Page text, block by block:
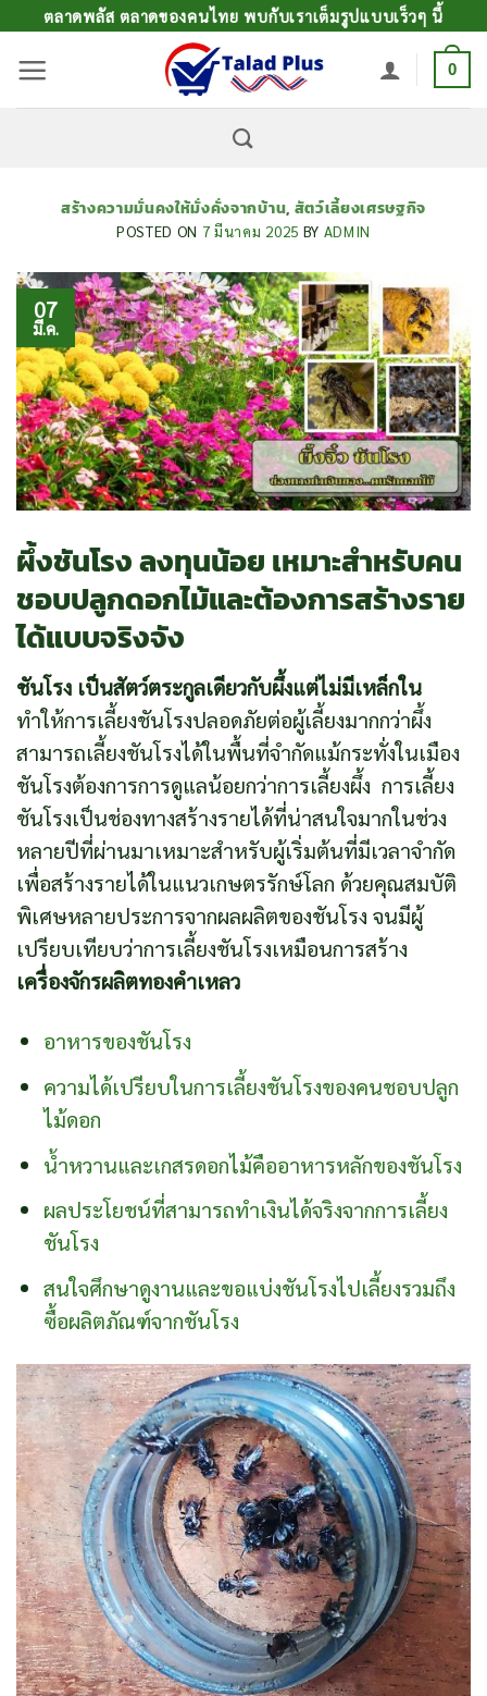
ยัง
เนื้อหา
ตลาดพลัส ตลาดของคนไทย พบกับเราเต็มรูปแบบเร็วๆ นี้
0
สร้างความมั่นคงให้มั่งคั่งจากบ้าน, สัตว์เลี้ยงเศรษฐกิจ
POSTED ON 7 มีนาคม 2025 BY ADMIN
07
มี.ค.
ผึ้งชันโรง ลงทุนน้อย เหมาะสำหรับคน
ชอบปลูกดอกไม้และต้องการสร้างราย
ได้แบบจริงจัง
ชันโรง เป็นสัตว์ตระกูลเดียวกับผึ้งแต่ไม่มีเหล็กใน
ทำให้การเลี้ยงชันโรงปลอดภัยต่อผู้เลี้ยงมากกว่าผึ้ง
สามารถเลี้ยงชันโรงได้ในพื้นที่จำกัดแม้กระทั่งในเมือง
ชันโรงต้องการการดูแลน้อยกว่าการเลี้ยงผึ้ง การเลี้ยง
ชันโรงเป็นช่องทางสร้างรายได้ที่น่าสนใจมากในช่วง
หลายปีที่ผ่านมาเหมาะสำหรับผู้เริ่มต้นที่มีเวลาจำกัด
เพื่อสร้างรายได้ในแนวเกษตรรักษ์โลก ด้วยคุณสมบัติ
พิเศษหลายประการจากผลผลิตของชันโรง จนมีผู้
เปรียบเทียบว่าการเลี้ยงชันโรงเหมือนการสร้าง
เครื่องจักรผลิตทองคำเหลว
อาหารของชันโรง
ความได้เปรียบในการเลี้ยงชันโรงของคนชอบปลูก
ไม้ดอก
น้ำหวานและเกสรดอกไม้คืออาหารหลักของชันโรง
ผลประโยชน์ที่สามารถทำเงินได้จริงจากการเลี้ยง
ชันโรง
สนใจศึกษาดูงานและขอแบ่งชันโรงไปเลี้ยงรวมถึง
ซื้อผลิตภัณฑ์จากชันโรง